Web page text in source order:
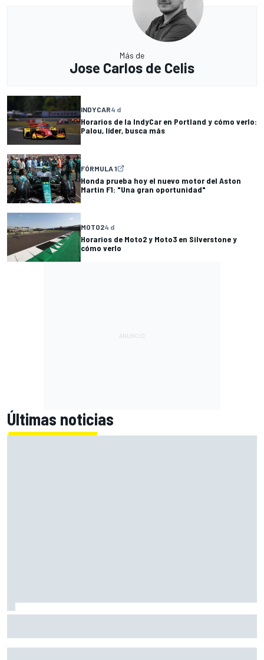
Más de
Jose Carlos de Celis
INDYCAR4 d
Horarios de la IndyCar en Portland y cómo verlo:
Palou, líder, busca más
FÓRMULA 1
Honda prueba hoy el nuevo motor del Aston
Martin F1: "Una gran oportunidad"
MOTO24 d
Horarios de Moto2 y Moto3 en Silverstone y
cómo verlo
Últimas noticias